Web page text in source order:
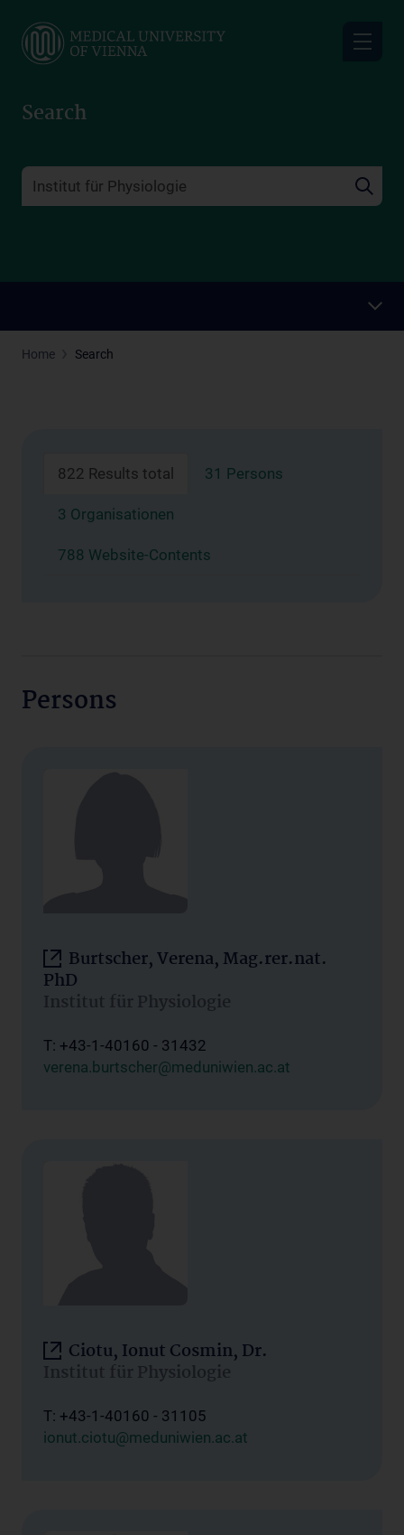
main
Search
Home Search
822 Results total 31 Persons
3 Organisationen
788 Website-Contents
Persons
Burtscher, Verena, Mag.rer.nat.
PhD
Institut für Physiologie
T: +43-1-40160 - 31432
verena.burtscher@meduniwien.ac.at
Ciotu, Ionut Cosmin, Dr.
Institut für Physiologie
T: +43-1-40160 - 31105
ionut.ciotu@meduniwien.ac.at